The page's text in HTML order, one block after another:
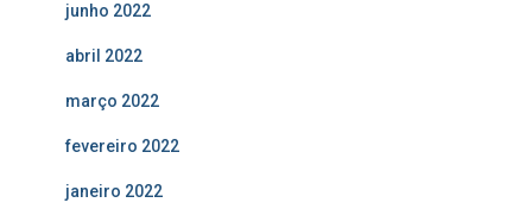
junho 2022
abril 2022
março 2022
fevereiro 2022
janeiro 2022